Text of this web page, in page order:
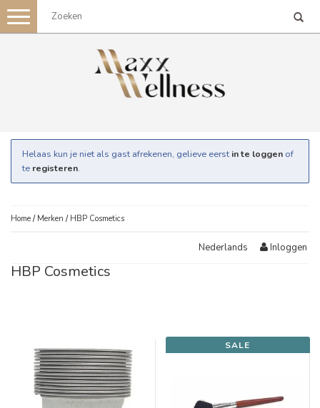
Toggle
navigation
Helaas kun je niet als gast afrekenen, gelieve eerst in te loggen of
te registeren.
Home / Merken / HBP Cosmetics
Nederlands Inloggen
HBP Cosmetics
SALE